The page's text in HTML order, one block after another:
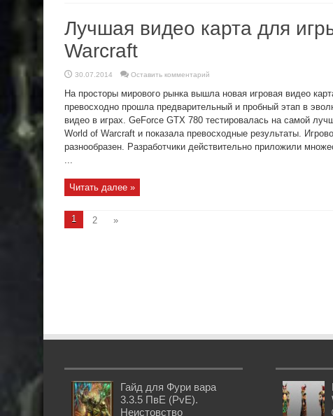
Лучшая видео карта для
Warcraft
30.07.2014 Оставить комментарий
На просторы мирового рынка вышла новая игровая видео
превосходно прошла предварительный и пробный этап в
видео в играх. GeForce GTX 780 тестировалась на самой
World of Warcraft и показала превосходные результаты.
разнообразен. Разработчики действительно приложили
...
Читать далее »
1 2 »
Гайд для Фури вара
3.3.5 ПвЕ (PvE).
Неистовство